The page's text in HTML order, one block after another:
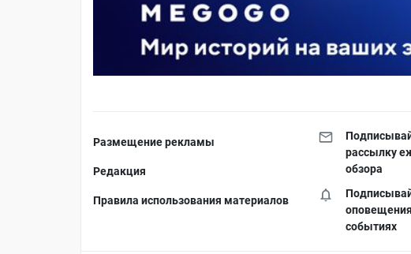
Размещение рекламы
Редакция
Правила использования материалов
рассылку
обзора
событиях